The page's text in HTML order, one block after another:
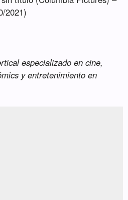
2021)
especializado en cine,
y entretenimiento en